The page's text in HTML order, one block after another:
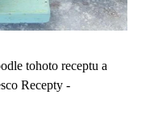
tohoto receptu a
Recepty -